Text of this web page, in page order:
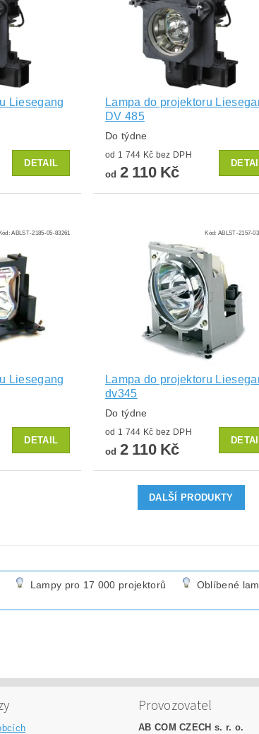
Liesegang
DETAIL
Lampa do projektoru
DV 485
Do týdne
od 1 744 Kč bez DPH
od 2 110 Kč
ABLST-2185-05-83261
Liesegang
DETAIL
Kód: ABLST-2157-
Lampa do projektoru
dv345
Do týdne
od 1 744 Kč bez DPH
od 2 110 Kč
DALŠÍ PRODUKTY
Lampy pro 17 000 projektorů Oblíbené
Provozovatel
AB COM CZECH s. r. o.